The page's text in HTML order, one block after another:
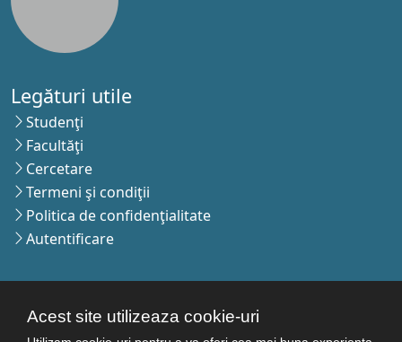
Acest site utilizeaza cookie-uri
Legături utile
Studenţi
Facultăţi
Cercetare
Termeni şi condiţii
Politica de confidenţialitate
Autentificare
Contact
Pagina de contact